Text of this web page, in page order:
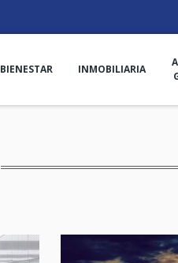
BIENESTAR INMOBILIARIA